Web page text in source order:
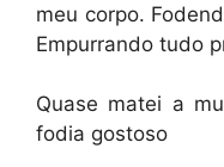
meu corpo.
Empurrando tudo
Quase matei a
fodia gostoso